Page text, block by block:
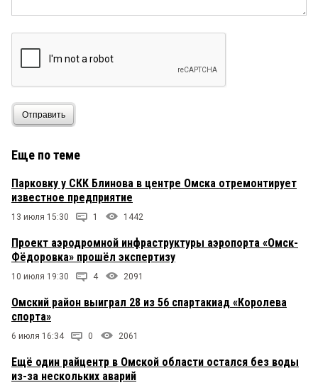
Отправить
Еще по теме
Парковку у СКК Блинова в центре Омска отремонтирует
известное предприятие
13 июля 15:30 1 1442
Проект аэродромной инфраструктуры аэропорта «Омск-
Фёдоровка» прошёл экспертизу
10 июля 19:30 4 2091
Омский район выиграл 28 из 56 спартакиад «Королева
спорта»
6 июля 16:34 0 2061
Ещё один райцентр в Омской области остался без воды
из-за нескольких аварий